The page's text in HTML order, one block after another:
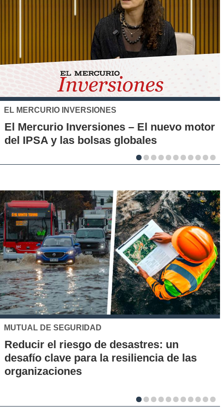
SANTO TOMÁS
IP-CFT Santo Tomás y Red de Hubs
Municipales firman alianza para impulsar
la innovación en los territorios
UC
Los 70 años de la Carrera de Química de
la UC: Conoce su historia, hitos y aporte
al desarrollo científico del país